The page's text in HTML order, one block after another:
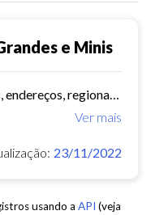
e Minis
Ver mais
23/11/2022
usando a API (veja